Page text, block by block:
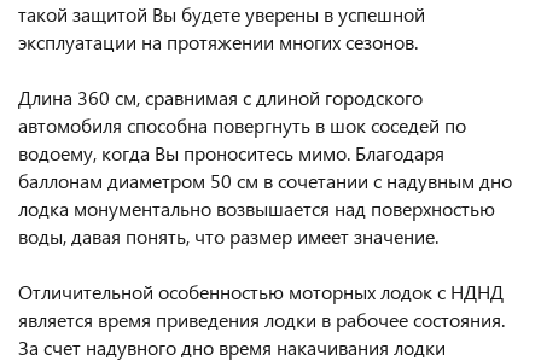
такой защитой Вы будете уверены в успешной
эксплуатации на протяжении многих сезонов.
Длина 360 см, сравнимая с длиной городского
автомобиля способна повергнуть в шок соседей по
водоему, когда Вы проноситесь мимо. Благодаря
баллонам диаметром 50 см в сочетании с надувным дно
лодка монументально возвышается над поверхностью
воды, давая понять, что размер имеет значение.
Отличительной особенностью моторных лодок с НДНД
является время приведения лодки в рабочее состояния.
За счет надувного дно время накачивания лодки